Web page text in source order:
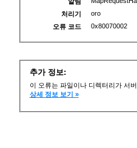
처리기
oro
오류 코드
0x80070002
추가 정보:
이 오류는 파일이나 디렉터리가 서
상세 정보 보기 »